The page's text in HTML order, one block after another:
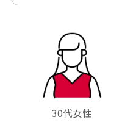
30代女性